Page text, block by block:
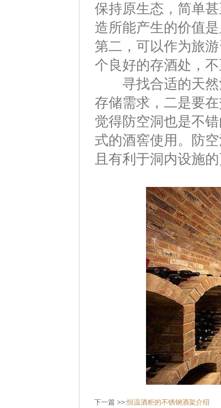
保持原生态，简单
造所能产生的价值
第二，可以作为旅
个良好的存酒处，
寻找合适的天然
存储需求，二是要
觉得防空洞也是不
式的酒窖使用。防
且有利于洞内设施
下一篇 >>:恒温酒柜的不锈钢酒架介绍